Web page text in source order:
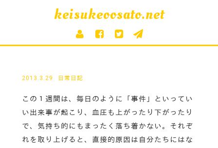
keisukeoosato.net
2013.3.29 日常日記
この１週間は、毎日のように「事件」といってい
い出来事が起こり、血圧も上がったり下がったり
で、気持ち的にもまったく落ち着かない。それぞ
れを取り上げると、直接的原因は自分たちにはな